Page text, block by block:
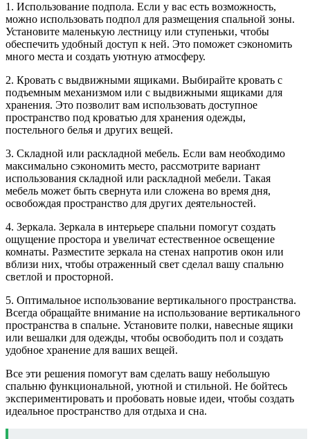
1. Использование подпола. Если у вас есть возможность,
можно использовать подпол для размещения спальной зоны.
Установите маленькую лестницу или ступеньки, чтобы
обеспечить удобный доступ к ней. Это поможет сэкономить
много места и создать уютную атмосферу.
2. Кровать с выдвижными ящиками. Выбирайте кровать с
подъемным механизмом или с выдвижными ящиками для
хранения. Это позволит вам использовать доступное
пространство под кроватью для хранения одежды,
постельного белья и других вещей.
3. Складной или раскладной мебель. Если вам необходимо
максимально сэкономить место, рассмотрите вариант
использования складной или раскладной мебели. Такая
мебель может быть свернута или сложена во время дня,
освобождая пространство для других деятельностей.
4. Зеркала. Зеркала в интерьере спальни помогут создать
ощущение простора и увеличат естественное освещение
комнаты. Разместите зеркала на стенах напротив окон или
вблизи них, чтобы отраженный свет сделал вашу спальню
светлой и просторной.
5. Оптимальное использование вертикального пространства.
Всегда обращайте внимание на использование вертикального
пространства в спальне. Установите полки, навесные ящики
или вешалки для одежды, чтобы освободить пол и создать
удобное хранение для ваших вещей.
Все эти решения помогут вам сделать вашу небольшую
спальню функциональной, уютной и стильной. Не бойтесь
экспериментировать и пробовать новые идеи, чтобы создать
идеальное пространство для отдыха и сна.